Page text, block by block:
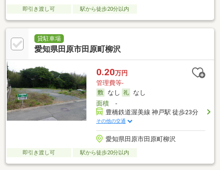
即引き渡し可 駅から徒歩20分以内
貸駐車場
愛知県田原市田原町柳沢
0.20万円
管理費等-
なし
なし
面積-
豊橋鉄道渥美線 神戸駅 徒歩23分
その他の交通
愛知県田原市田原町柳沢
即引き渡し可 駅から徒歩20分以内